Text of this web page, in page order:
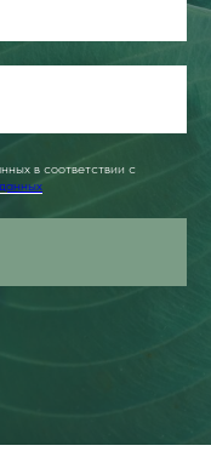
в соответствии с